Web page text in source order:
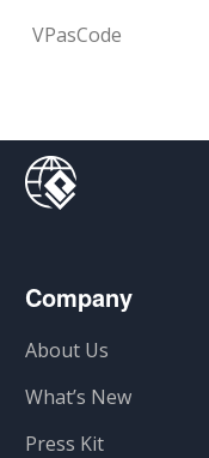
VPasCode
Company
About Us
What’s New
Press Kit